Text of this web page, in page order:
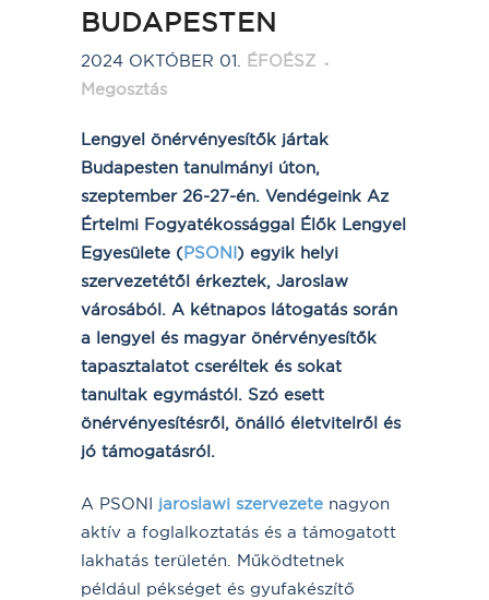
BUDAPESTEN
2024 OKTÓBER 01. ÉFOÉSZ
Megosztás
Lengyel önérvényesítők jártak
Budapesten tanulmányi úton,
szeptember 26-27-én. Vendégeink Az
Értelmi Fogyatékossággal Élők Lengyel
Egyesülete (PSONI) egyik helyi
szervezetétől érkeztek, Jaroslaw
városából. A kétnapos látogatás során
a lengyel és magyar önérvényesítők
tapasztalatot cseréltek és sokat
tanultak egymástól. Szó esett
önérvényesítésről, önálló életvitelről és
jó támogatásról.
A PSONI jaroslawi szervezete nagyon
aktív a foglalkoztatás és a támogatott
lakhatás területén. Működtetnek
például pékséget és gyufakészítő